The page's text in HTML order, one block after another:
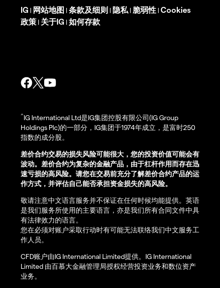
IG | 网站地图 | 条款及细则 | 隐私 | 脆弱性 | Cookies
政策 | 关于IG | 如何存款
^IG International Ltd是IG集团控股有限公司(IG Group
Holdings Plc)的一部分，IG集团于1974年成立，是富时250
指数的成分股。
差价合约交易的损失风险可能很大，您的投资价值可能会有
波动。差价合约为复杂的金融产品，由于杠杆作用而存在迅
速亏损的高风险。请您在交易前充分了解差价合约产品的运
作方式，并评估自己能否承担资金损失的高风险。
敬请注意中文语言服务并不保证在任何时候均能提供。英语
是我们服务所使用的主要语言，亦是我们所有合同文件中具
有法律效力的语言。
您在必须对账户采取行动时有可能无法联络我们中文服务工
作人员。
CFD账户由IG International Limited提供。IG International
Limited 由百慕大金融管理局授权经营投资业务和数位资产
业务。